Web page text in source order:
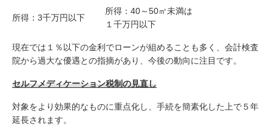
所得：3千万円以下
所得：40～50㎡未満は
１千万円以下
現在では１％以下の金利でローンが組めることも多く、会計検査
院から過大な優遇との指摘があり、今後の動向に注目です。
セルフメディケーション税制の見直し
対象をより効果的なものに重点化し、手続を簡素化した上で５年
延長されます。